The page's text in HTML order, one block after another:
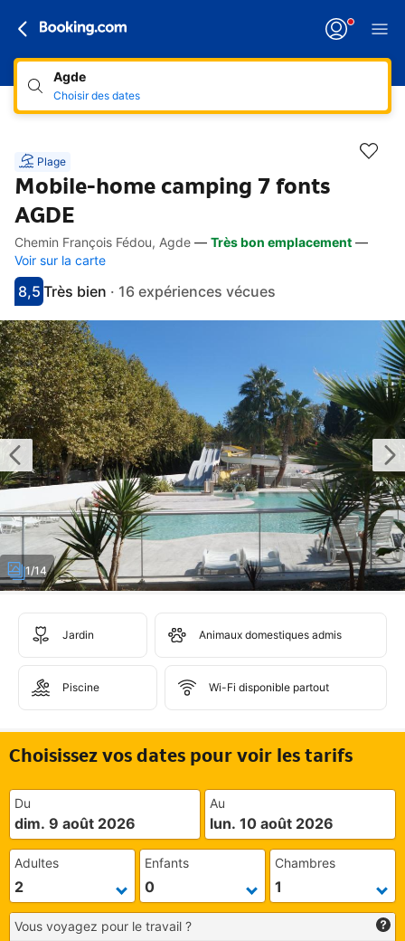
Agde
Choisir des dates
Plage
Mobile-home camping 7 fonts
AGDE
Accès rapides
Aller à la description
Aller aux équipements
Aller aux hébergements
Aller aux conditions
Chemin François Fédou, Agde — Très bon emplacement —
Voir sur la carte
Avec une note de 8.5
8,5
très bienTrès bien · 16 expériences vécues
1/14
Jardin Animaux domestiques admis
Piscine Wi-Fi disponible partout
Choisissez vos dates pour voir les tarifs
Du
dim. 9 août 2026
Au
lun. 10 août 2026
Adultes Enfants Chambres
Vous voyagez pour le travail ?